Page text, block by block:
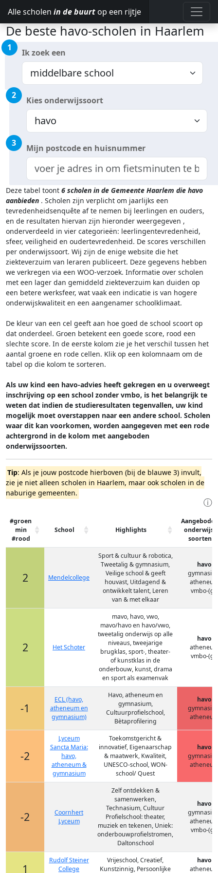
Alle scholen in de buurt op een rijtje
De beste havo-scholen in Haarlem
1 Ik zoek een
2 Kies onderwijssoort
3 Mijn postcode en huisnummer
Deze tabel toont 6 scholen in de Gemeente Haarlem die havo
aanbieden . Scholen zijn verplicht om jaarlijks een
tevredenheidsenquête af te nemen bij leerlingen en ouders,
en de resultaten hiervan zijn hieronder weergegeven ,
onderverdeeld in vier categorieën: leerlingentevredenheid,
sfeer, veiligheid en oudertevredenheid. De scores verschillen
per onderwijssoort. Wij zijn de enige website die het
ziekteverzuim van leraren publiceert. Deze gegevens hebben
we verkregen via een WOO-verzoek. Informatie over scholen
met een lager dan gemiddeld ziekteverzuim kan duiden op
een betere werksfeer, wat vaak een indicatie is van hogere
onderwijskwaliteit en een aangenamer schoolklimaat.
De kleur van een cel geeft aan hoe goed de school scoort op
dat onderdeel. Groen betekent een goede score, rood een
slechte score. In de eerste kolom zie je het verschil tussen het
aantal groene en rode cellen. Klik op een kolomnaam om de
tabel op die kolom te sorteren.
Als uw kind een havo-advies heeft gekregen en u overweegt
inschrijving op een school zonder vmbo, is het belangrijk te
weten dat indien de studieresultaten tegenvallen, uw kind
mogelijk moet overstappen naar een andere school. Scholen
waar dit kan voorkomen, worden aangegeven met een rode
achtergrond in de kolom met aangeboden
onderwijssoorten.
Tip: Als je jouw postcode hierboven (bij de blauwe 3) invult,
zie je niet alleen scholen in Haarlem, maar ook scholen in de
naburige gemeenten.
ⓘ
#groen
min
#rood
School Highlights
Aangeboden
onderwijs-
soorten
2 Mendelcollege
Sport & cultuur & robotica,
Tweetalig & gymnasium,
Veilige school & geeft
houvast, Uitdagend &
ontwikkelt talent, Leren
van & met elkaar
havo
vmbo-(g)t
2 Het Schoter
mavo, havo, vwo,
mavo/havo en havo/vwo,
tweetalig onderwijs op alle
niveaus, tweejarige
brugklas, sport-, theater-
of kunstklas in de
onderbouw, kunst, drama
en sport als examenvak
havo
vmbo-(g)t
-1
ECL (havo,
atheneum en
gymnasium)
Havo, atheneum en
gymnasium,
Cultuurprofielschool,
Bètaprofilering
havo
-2
Lyceum
Sancta Maria:
havo,
atheneum &
gymnasium
Toekomstgericht &
innovatief, Eigenaarschap
& maatwerk, Kwaliteit,
UNESCO-school, WON-
school/ Quest
havo
-2
Coornhert
Lyceum
Zelf ontdekken &
samenwerken,
Technasium, Cultuur
Profielschool: theater,
muziek en tekenen, Uniek:
onderbouwprofielstromen,
Daltonschool
havo
vmbo-(g)t
1
Rudolf Steiner
College
Vrijeschool, Creatief,
Kunstzinnig, Persoonlijke
havo